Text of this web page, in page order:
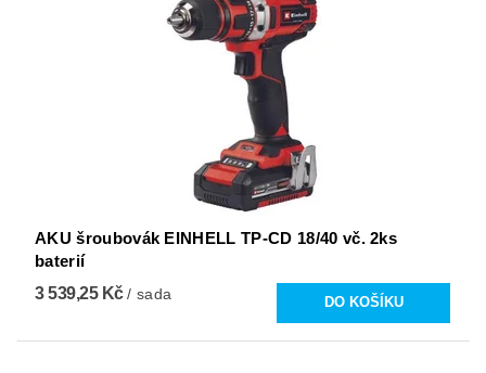
AKU šroubovák EINHELL TP-CD 18/40 vč. 2ks
baterií
3 539,25 Kč/ sada